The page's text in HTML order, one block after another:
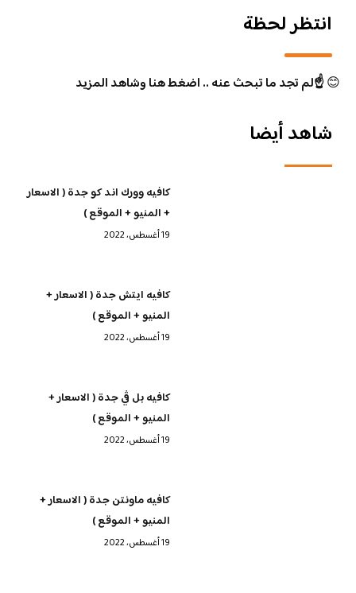
انتظر لحظة
😊☝️لم تجد ما تبحث عنه .. اضغط هنا وشاهد المزيد
شاهد أيضا
كافيه وورك اند كو جدة ( الاسعار
+ المنيو + الموقع )
19 أغسطس، 2022
كافيه ايتش جدة ( الاسعار +
المنيو + الموقع )
19 أغسطس، 2022
كافيه بل ڤي جدة ( الاسعار +
المنيو + الموقع )
19 أغسطس، 2022
كافيه ماونتن جدة ( الاسعار +
المنيو + الموقع )
19 أغسطس، 2022